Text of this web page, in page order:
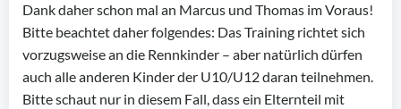
Dank daher schon mal an Marcus und Thomas im Voraus!
Bitte beachtet daher folgendes: Das Training richtet sich
vorzugsweise an die Rennkinder – aber natürlich dürfen
auch alle anderen Kinder der U10/U12 daran teilnehmen.
Bitte schaut nur in diesem Fall, dass ein Elternteil mit